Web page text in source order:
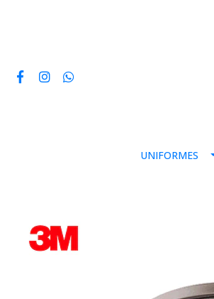
UNIFORMES